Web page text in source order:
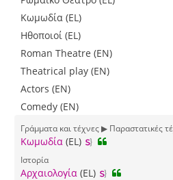
Κωμωδία (EL)
Ηθοποιοί (EL)
Roman Theatre (EN)
Theatrical play (EN)
Actors (EN)
Comedy (EN)
Γράμματα και τέχνες ▶ Παραστατικές
Κωμωδία (EL)
Ιστορία
Αρχαιολογία (EL)